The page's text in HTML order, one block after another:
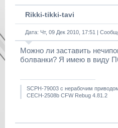
Rikki-tikki-tavi
Дата: Чт, 09 Дек 2010, 17:51 |
Можно ли заставить
болванки? Я имею в виду
SCPH-79003 с нерабочим
CECH-2508b CFW Rebug 4.81.2